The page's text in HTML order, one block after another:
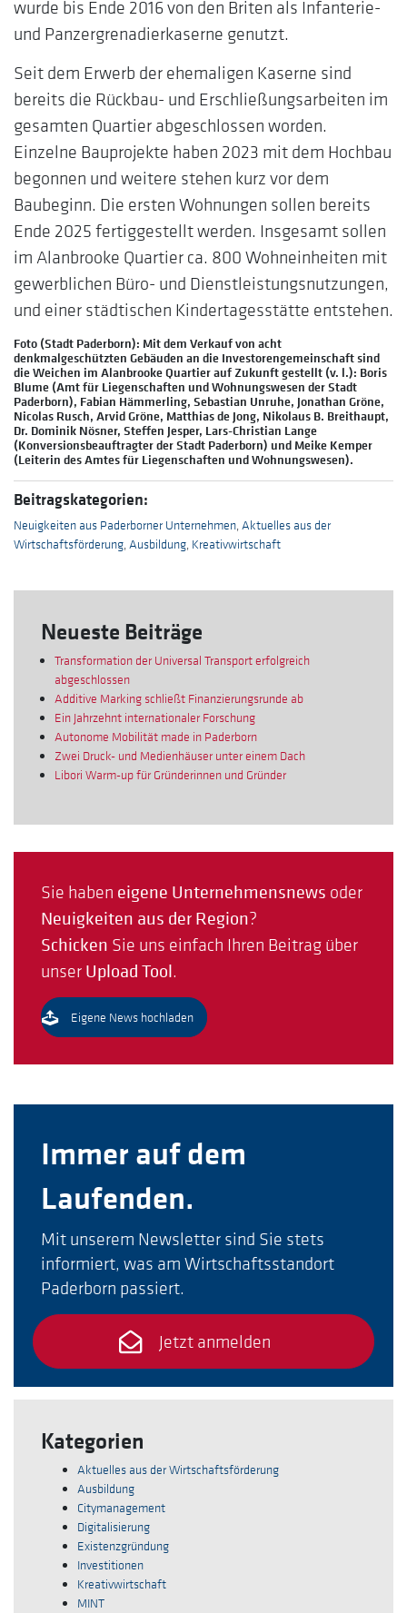
wurde bis Ende 2016 von den Briten als Infanterie-
und Panzergrenadierkaserne genutzt.
Seit dem Erwerb der ehemaligen Kaserne sind
bereits die Rückbau- und Erschließungsarbeiten im
gesamten Quartier abgeschlossen worden.
Einzelne Bauprojekte haben 2023 mit dem Hochbau
begonnen und weitere stehen kurz vor dem
Baubeginn. Die ersten Wohnungen sollen bereits
Ende 2025 fertiggestellt werden. Insgesamt sollen
im Alanbrooke Quartier ca. 800 Wohneinheiten mit
gewerblichen Büro- und Dienstleistungsnutzungen,
und einer städtischen Kindertagesstätte entstehen.
Foto (Stadt Paderborn): Mit dem Verkauf von acht
denkmalgeschützten Gebäuden an die Investorengemeinschaft sind
die Weichen im Alanbrooke Quartier auf Zukunft gestellt (v. l.): Boris
Blume (Amt für Liegenschaften und Wohnungswesen der Stadt
Paderborn), Fabian Hämmerling, Sebastian Unruhe, Jonathan Gröne,
Nicolas Rusch, Arvid Gröne, Matthias de Jong, Nikolaus B. Breithaupt,
Dr. Dominik Nösner, Steffen Jesper, Lars-Christian Lange
(Konversionsbeauftragter der Stadt Paderborn) und Meike Kemper
(Leiterin des Amtes für Liegenschaften und Wohnungswesen).
Beitragskategorien:
Neuigkeiten aus Paderborner Unternehmen,Aktuelles aus der
Wirtschaftsförderung,Ausbildung, Kreativwirtschaft
Neueste Beiträge
Transformation der Universal Transport erfolgreich
abgeschlossen
Additive Marking schließt Finanzierungsrunde ab
Ein Jahrzehnt internationaler Forschung
Autonome Mobilität made in Paderborn
Zwei Druck- und Medienhäuser unter einem Dach
Libori Warm-up für Gründerinnen und Gründer
Sie haben eigene Unternehmensnews oder
Neuigkeiten aus der Region?
Schicken Sie uns einfach Ihren Beitrag über
unser Upload Tool.
Eigene News hochladen
Immer auf dem
Laufenden.
Mit unserem Newsletter sind Sie stets
informiert, was am Wirtschaftsstandort
Paderborn passiert.
Jetzt anmelden
Kategorien
Aktuelles aus der Wirtschaftsförderung
Ausbildung
Citymanagement
Digitalisierung
Existenzgründung
Investitionen
Kreativwirtschaft
MINT